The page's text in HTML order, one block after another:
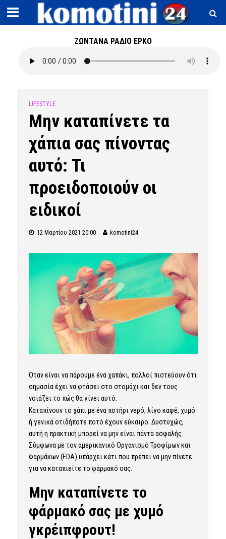
ΖΩΝΤΑΝΑ ΡΑΔΙΟ ΕΡΚΟ
LIFESTYLE
Μην καταπίνετε τα
χάπια σας πίνοντας
αυτό: Τι
προειδοποιούν οι
ειδικοί
12 Μαρτίου 2021 20:00 komotini24
Όταν είναι να πάρουμε ένα χαπάκι, πολλοί πιστεύουν ότι
σημασία έχει να φτάσει στο στομάχι και δεν τους
νοιάζει το πώς θα γίνει αυτό.
Καταπίνουν το χάπι με ένα ποτήρι νερό, λίγο καφέ, χυμό
ή γενικά οτιδήποτε ποτό έχουν εύκαιρο. Δυστυχώς,
αυτή η πρακτική μπορεί να μην είναι πάντα ασφαλής.
Σύμφωνα με τον αμερικανικό Οργανισμό Τροφίμων και
Φαρμάκων (FDA) υπάρχει κάτι που πρέπει να μην πίνετε
για να καταπιείτε το φάρμακό σας.
Μην καταπίνετε το
φάρμακό σας με χυμό
γκρέιπφρουτ!